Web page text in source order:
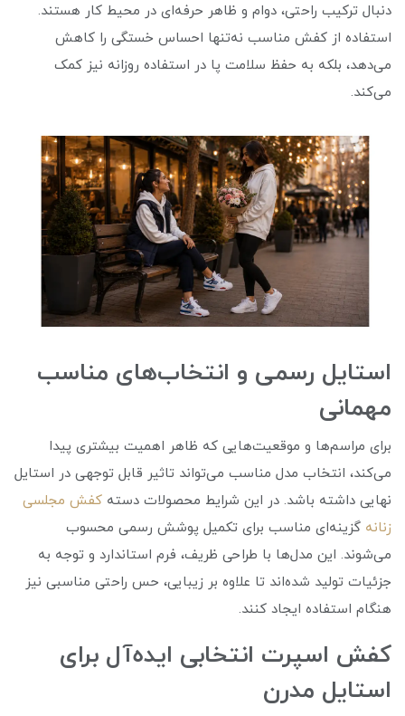
دنبال ترکیب راحتی، دوام و ظاهر حرفه‌ای در محیط کار هستند.
استفاده از کفش مناسب نه‌تنها احساس خستگی را کاهش
می‌دهد، بلکه به حفظ سلامت پا در استفاده روزانه نیز کمک
می‌کند.
استایل رسمی و انتخاب‌های مناسب
مهمانی
برای مراسم‌ها و موقعیت‌هایی که ظاهر اهمیت بیشتری پیدا
می‌کند، انتخاب مدل مناسب می‌تواند تاثیر قابل توجهی در استایل
نهایی داشته باشد. در این شرایط محصولات دسته کفش مجلسی
زنانه گزینه‌ای مناسب برای تکمیل پوشش رسمی محسوب
می‌شوند. این مدل‌ها با طراحی ظریف، فرم استاندارد و توجه به
جزئیات تولید شده‌اند تا علاوه بر زیبایی، حس راحتی مناسبی نیز
هنگام استفاده ایجاد کنند.
کفش اسپرت انتخابی ایده‌آل برای
استایل مدرن